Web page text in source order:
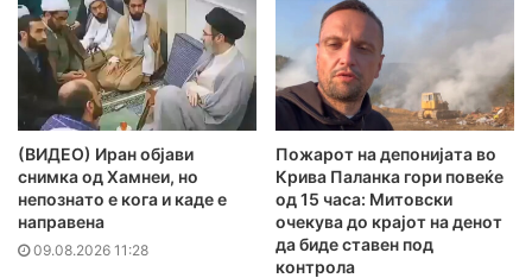
(ВИДЕО) Иран објави
снимка од Хамнеи, но
непознато е кога и каде е
направена
09.08.2026 11:28
Пожарот на депонијата во
Крива Паланка гори повеќе
од 15 часа: Митовски
очекува до крајот на денот
да биде ставен под
контрола